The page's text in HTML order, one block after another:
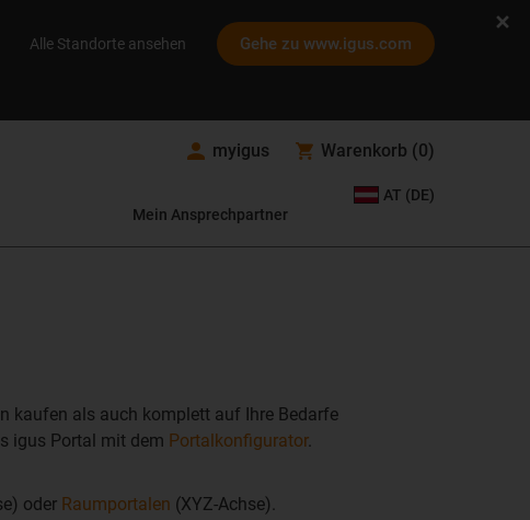
Alle Standorte ansehen Gehe zu www.igus.com
myigus Warenkorb (0)
Mein Ansprechpartner
AT (DE)
kaufen als auch komplett auf Ihre Bedarfe
igus Portal mit dem Portalkonfigurator.
oder Raumportalen (XYZ-Achse).